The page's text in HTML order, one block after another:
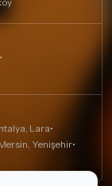
•
Lara•
Yenişehir•